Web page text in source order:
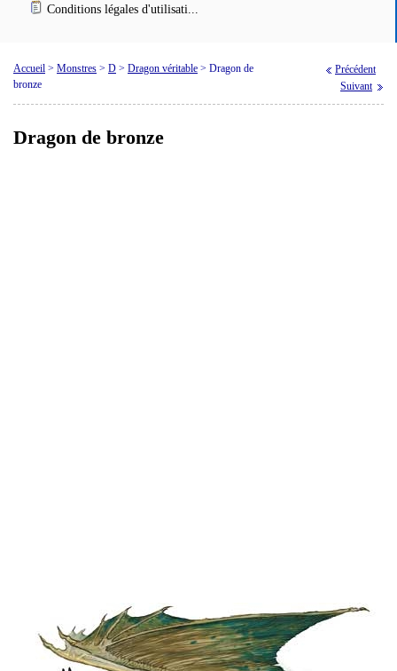
Conditions légales d'utilisati...
Accueil > Monstres > D > Dragon véritable > Dragon de
bronze
Précédent
Suivant
Dragon de bronze